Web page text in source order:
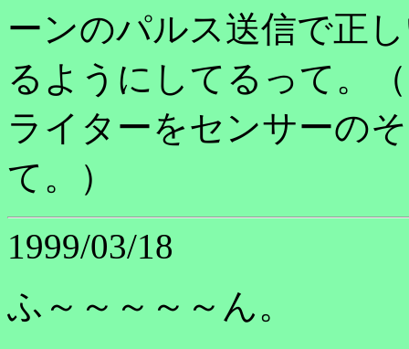
ーンのパルス送信で正
るようにしてるって。
ライターをセンサーの
て。）
1999/03/18
ふ～～～～～ん。